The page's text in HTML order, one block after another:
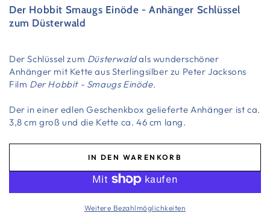
Der Hobbit Smaugs Einöde - Anhänger Schlüssel
zum Düsterwald
Der Schlüssel zum Düsterwaldals wunderschöner
Anhänger mit Kette aus Sterlingsilber zu Peter Jacksons
Film Der Hobbit - Smaugs Einöde.
Der in einer edlen Geschenkbox gelieferte Anhänger ist ca.
3,8 cm groß und die Kette ca. 46 cm lang.
IN DEN WARENKORB
Weitere Bezahlmöglichkeiten